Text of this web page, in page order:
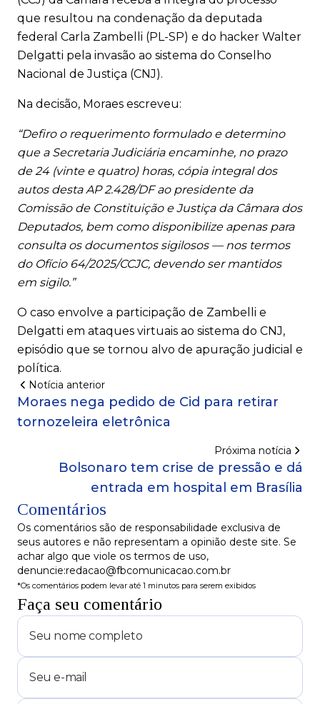
que resultou na condenação da deputada
federal Carla Zambelli (PL-SP) e do hacker Walter
Delgatti pela invasão ao sistema do Conselho
Nacional de Justiça (CNJ).
Na decisão, Moraes escreveu:
“Defiro o requerimento formulado e determino
que a Secretaria Judiciária encaminhe, no prazo
de 24 (vinte e quatro) horas, cópia integral dos
autos desta AP 2.428/DF ao presidente da
Comissão de Constituição e Justiça da Câmara dos
Deputados, bem como disponibilize apenas para
consulta os documentos sigilosos — nos termos
do Ofício 64/2025/CCJC, devendo ser mantidos
em sigilo.”
O caso envolve a participação de Zambelli e
Delgatti em ataques virtuais ao sistema do CNJ,
episódio que se tornou alvo de apuração judicial e
política.
Notícia anterior
Moraes nega pedido de Cid para retirar
tornozeleira eletrônica
Próxima notícia
Bolsonaro tem crise de pressão e dá
entrada em hospital em Brasília
Comentários
Os comentários são de responsabilidade exclusiva de
seus autores e não representam a opinião deste site. Se
achar algo que viole os termos de uso,
denuncie:redacao@fbcomunicacao.com.br
*Os comentários podem levar até 1 minutos para serem exibidos
Faça seu comentário